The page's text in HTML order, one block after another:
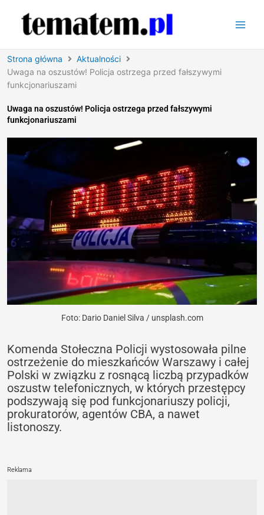
Strona główna
Aktualności
Uwaga na oszustów! Policja ostrzega przed fałszywymi
funkcjonariuszami
Uwaga na oszustów! Policja ostrzega przed fałszywymi
funkcjonariuszami
Foto: Dario Daniel Silva / unsplash.com
Komenda Stołeczna Policji wystosowała pilne
ostrzeżenie do mieszkańców Warszawy i całej
Polski w związku z rosnącą liczbą przypadków
oszustw telefonicznych, w których przestępcy
podszywają się pod funkcjonariuszy policji,
prokuratorów, agentów CBA, a nawet
listonoszy.
Reklama